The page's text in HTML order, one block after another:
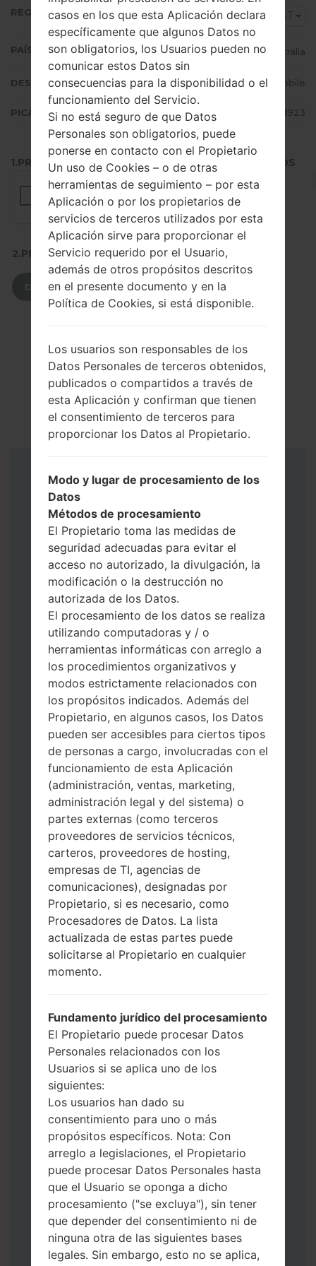
REGIÓN BST
PAÍS (UN/EL PAÍS) Australia
DESCRIPCIÓN Boost Mobile
PICADILLO ee12472827f08a9a962e9039d751d923
1.PRESIONE EL BOTÓN PARA CARGAR LOS ARCHIVOS
2.PRESIONE PARA DESCARGAR
DESCARGAR
Instrucciones
Descargue a su PC: la última versión de
Odin 3.
A continuación, extraiga el archivo de
firmware.
Debe obtener 1 (si es archivo 1, elíjalo aquí)
o 5 (si es archivo 5, selecciónelo aquí):
AP: "Sistema y Recuperación"
CP: "Módem y Radio"
CSC _ ***: "País y región y operador"
HOME_CSC _ ***: "País y regióny
operador"
Agregue todos los archivos a Odin 3.
Si desea hacer clean flash, use CSC _ *** o
use HOME_CSC _ *** para mantener sus
datos y aplicaciones.
Ahora apague su teléfono y entre al Modo
de Descarga. Cómo hacer todos los
Presione y mantenga presionados la
tecla de Encendido, el botón de Subir
volumen y la tecla de Bixby.
Presione y mantenga presionadas las
teclas de Subir y de Bajar volumen y
luego conecte un cable USB.
Presione y mantenga presionados la
tecla de Encendido, el botón de Bajar
volumen y la tecla de Inicio.
Conecte un cable USB, luego
mantenga presionados el botón de Bixby
y la tecla de Bajar volumen.
Presione y mantenga presionados la
tecla de Encendido y el botón de Subir
volumen.
casos en los que esta Aplicación declara
específicamente que algunos Datos no
son obligatorios, los Usuarios pueden no
comunicar estos Datos sin
consecuencias para la disponibilidad o el
funcionamiento del Servicio.
Si no está seguro de que Datos
Personales son obligatorios, puede
ponerse en contacto con el Propietario
Un uso de Cookies – o de otras
herramientas de seguimiento – por esta
Aplicación o por los propietarios de
servicios de terceros utilizados por esta
Aplicación sirve para proporcionar el
Servicio requerido por el Usuario,
además de otros propósitos descritos
en el presente documento y en la
Política de Cookies, si está disponible.
Los usuarios son responsables de los
Datos Personales de terceros obtenidos,
publicados o compartidos a través de
esta Aplicación y confirman que tienen
el consentimiento de terceros para
proporcionar los Datos al Propietario.
Modo y lugar de procesamiento de los
Datos
Métodos de procesamiento
El Propietario toma las medidas de
seguridad adecuadas para evitar el
acceso no autorizado, la divulgación, la
modificación o la destrucción no
autorizada de los Datos.
El procesamiento de los datos se realiza
utilizando computadoras y / o
herramientas informáticas con arreglo a
los procedimientos organizativos y
modos estrictamente relacionados con
los propósitos indicados. Además del
Propietario, en algunos casos, los Datos
pueden ser accesibles para ciertos tipos
de personas a cargo, involucradas con el
funcionamiento de esta Aplicación
(administración, ventas, marketing,
administración legal y del sistema) o
partes externas (como terceros
proveedores de servicios técnicos,
carteros, proveedores de hosting,
empresas de TI, agencias de
comunicaciones), designadas por
Propietario, si es necesario, como
Procesadores de Datos. La lista
actualizada de estas partes puede
solicitarse al Propietario en cualquier
momento.
Fundamento jurídico del procesamiento
El Propietario puede procesar Datos
Personales relacionados con los
Usuarios si se aplica uno de los
siguientes:
Los usuarios han dado su
consentimiento para uno o más
propósitos específicos. Nota: Con
arreglo a legislaciones, el Propietario
puede procesar Datos Personales hasta
que el Usuario se oponga a dicho
procesamiento ("se excluya"), sin tener
que depender del consentimiento ni de
ninguna otra de las siguientes bases
legales. Sin embargo, esto no se aplica,